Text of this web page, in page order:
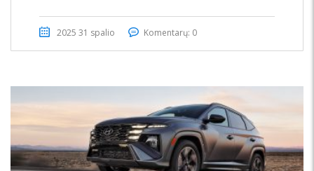
2025 31 spalio Komentarų: 0